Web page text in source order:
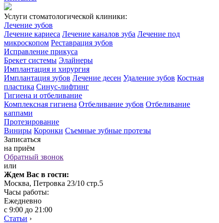
Услуги стоматологической клиники:
Лечение зубов
Лечение кариеса Лечение каналов зуба Лечение под
микроскопом Реставрация зубов
Исправление прикуса
Брекет системы Элайнеры
Имплантация и хирургия
Имплантация зубов Лечение десен Удаление зубов Костная
пластика Синус-лифтинг
Гигиена и отбеливание
Комплексная гигиена Отбеливание зубов Отбеливание
каппами
Протезирование
Виниры Коронки Съемные зубные протезы
Записаться
на приём
Обратный звонок
или
Ждем Вас в гости:
Москва, Петровка 23/10 стр.5
Часы работы:
Ежедневно
с 9:00 до 21:00
Статьи ›